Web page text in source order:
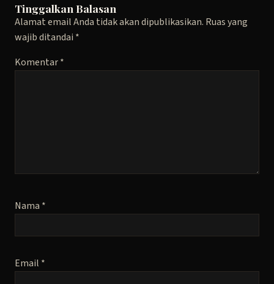
Tinggalkan Balasan
Alamat email Anda tidak akan dipublikasikan. Ruas yang
wajib ditandai *
Komentar*
Nama *
Email *